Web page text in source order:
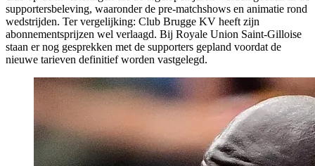
supportersbeleving, waaronder de pre-matchshows en animatie rond
wedstrijden. Ter vergelijking: Club Brugge KV heeft zijn
abonnementsprijzen wel verlaagd. Bij Royale Union Saint-Gilloise
staan er nog gesprekken met de supporters gepland voordat de
nieuwe tarieven definitief worden vastgelegd.